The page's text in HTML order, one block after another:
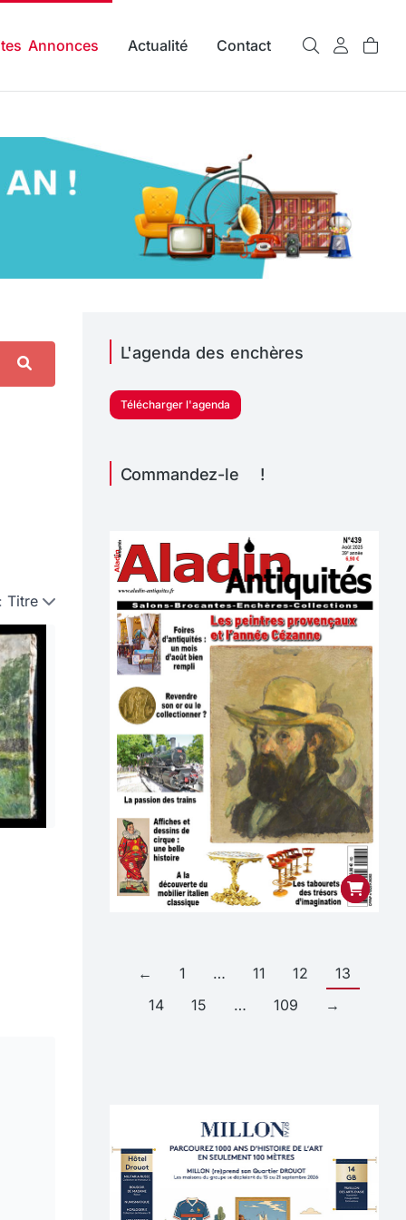
Annonces Actualité Contact
Titre
L'agenda des enchères
Télécharger l'agenda
Commandez-le !
← 1 … 11 12
13
14
15 … 109 →